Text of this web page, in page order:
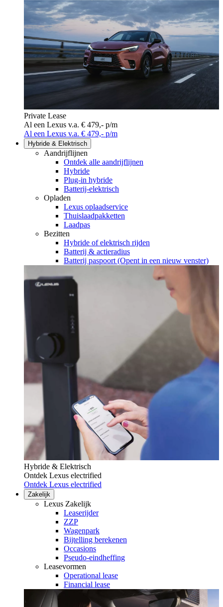
Private Lease
Al een Lexus v.a. € 479,- p/m
Al een Lexus v.a. € 479,- p/m
Hybride & Elektrisch
Aandrijflijnen
Ontdek alle aandrijflijnen
Hybride
Plug-in hybride
Batterij-elektrisch
Opladen
Lexus oplaadservice
Thuislaadpakketten
Laadpas
Bezitten
Hybride of elektrisch rijden
Batterij & actieradius
Batterij paspoort (Opent in een nieuw venster)
Hybride & Elektrisch
Ontdek Lexus electrified
Ontdek Lexus electrified
Zakelijk
Lexus Zakelijk
Leaserijder
ZZP
Wagenpark
Bijtelling berekenen
Occasions
Pseudo-eindheffing
Leasevormen
Operational lease
Financial lease